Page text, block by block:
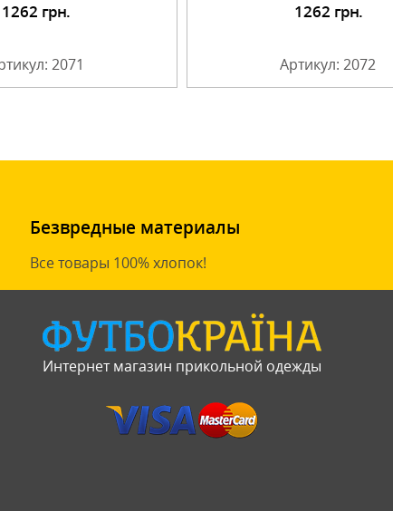
1262 грн.
2071
Подробнее 1262 грн.
Артикул: 2072
Подробнее
Безвредные материалы
Все товары 100% хлопок!
Интернет магазин прикольной одежды